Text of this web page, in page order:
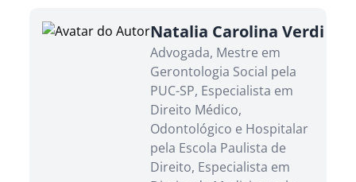
Natalia Carolina Verdi
Advogada, Mestre em
Gerontologia Social pela
PUC-SP, Especialista em
Direito Médico,
Odontológico e Hospitalar
pela Escola Paulista de
Direito, Especialista em